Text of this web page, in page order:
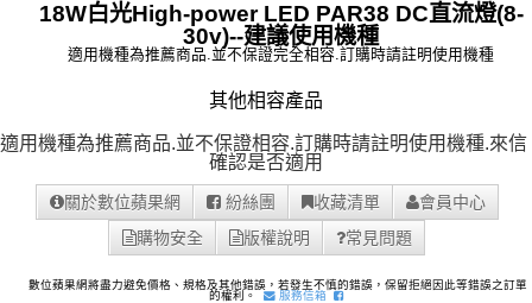
18W白光High-power LED PAR38 DC直流燈(8-
30v)--建議使用機種
適用機種為推薦商品.並不保證完全相容.訂購時請註明使用機種
其他相容產品
適用機種為推薦商品.並不保證相容.訂購時請註明使用機種.來信
確認是否適用
關於數位蘋果網 紛絲團 收藏清單
會員中心
購物安全
版權說明 常見問題
數位蘋果網將盡力避免價格、規格及其他錯誤，若發生不慎的錯誤，保留拒絕因此等錯誤之訂單
的權利。
服務信箱